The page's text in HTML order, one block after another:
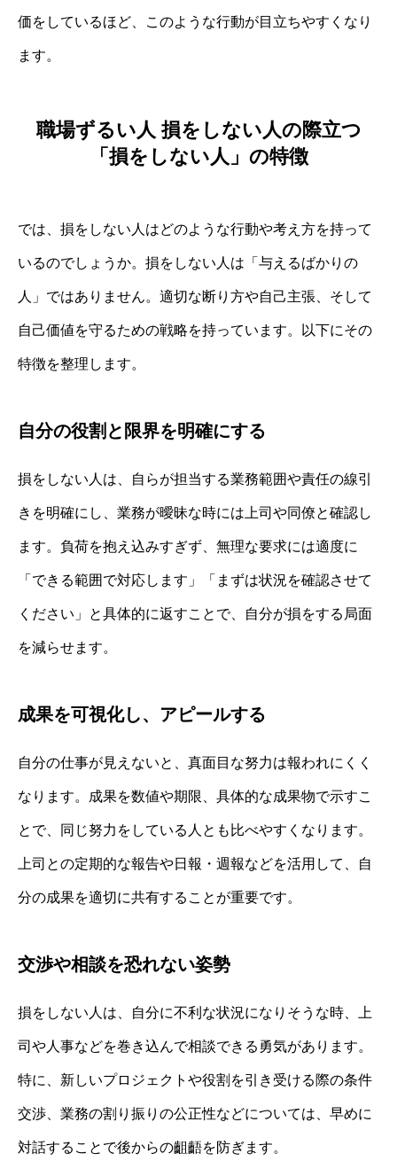
価をしているほど、このような行動が目立ちやすくなり
ます。
職場ずるい人 損をしない人の際立つ
「損をしない人」の特徴
では、損をしない人はどのような行動や考え方を持って
いるのでしょうか。損をしない人は「与えるばかりの
人」ではありません。適切な断り方や自己主張、そして
自己価値を守るための戦略を持っています。以下にその
特徴を整理します。
自分の役割と限界を明確にする
損をしない人は、自らが担当する業務範囲や責任の線引
きを明確にし、業務が曖昧な時には上司や同僚と確認し
ます。負荷を抱え込みすぎず、無理な要求には適度に
「できる範囲で対応します」「まずは状況を確認させて
ください」と具体的に返すことで、自分が損をする局面
を減らせます。
成果を可視化し、アピールする
自分の仕事が見えないと、真面目な努力は報われにくく
なります。成果を数値や期限、具体的な成果物で示すこ
とで、同じ努力をしている人とも比べやすくなります。
上司との定期的な報告や日報・週報などを活用して、自
分の成果を適切に共有することが重要です。
交渉や相談を恐れない姿勢
損をしない人は、自分に不利な状況になりそうな時、上
司や人事などを巻き込んで相談できる勇気があります。
特に、新しいプロジェクトや役割を引き受ける際の条件
交渉、業務の割り振りの公正性などについては、早めに
対話することで後からの齟齬を防ぎます。